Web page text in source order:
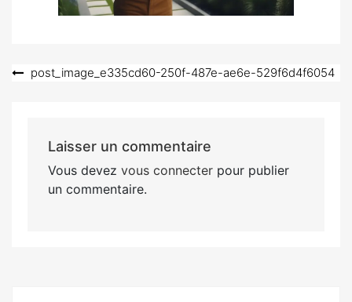
Navigation
post_image_e335cd60-250f-487e-ae6e-529f6d4f6054
Laisser un commentaire
Vous devez vous connecterpour publier
un commentaire.